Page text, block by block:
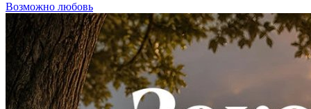
Возможно любовь